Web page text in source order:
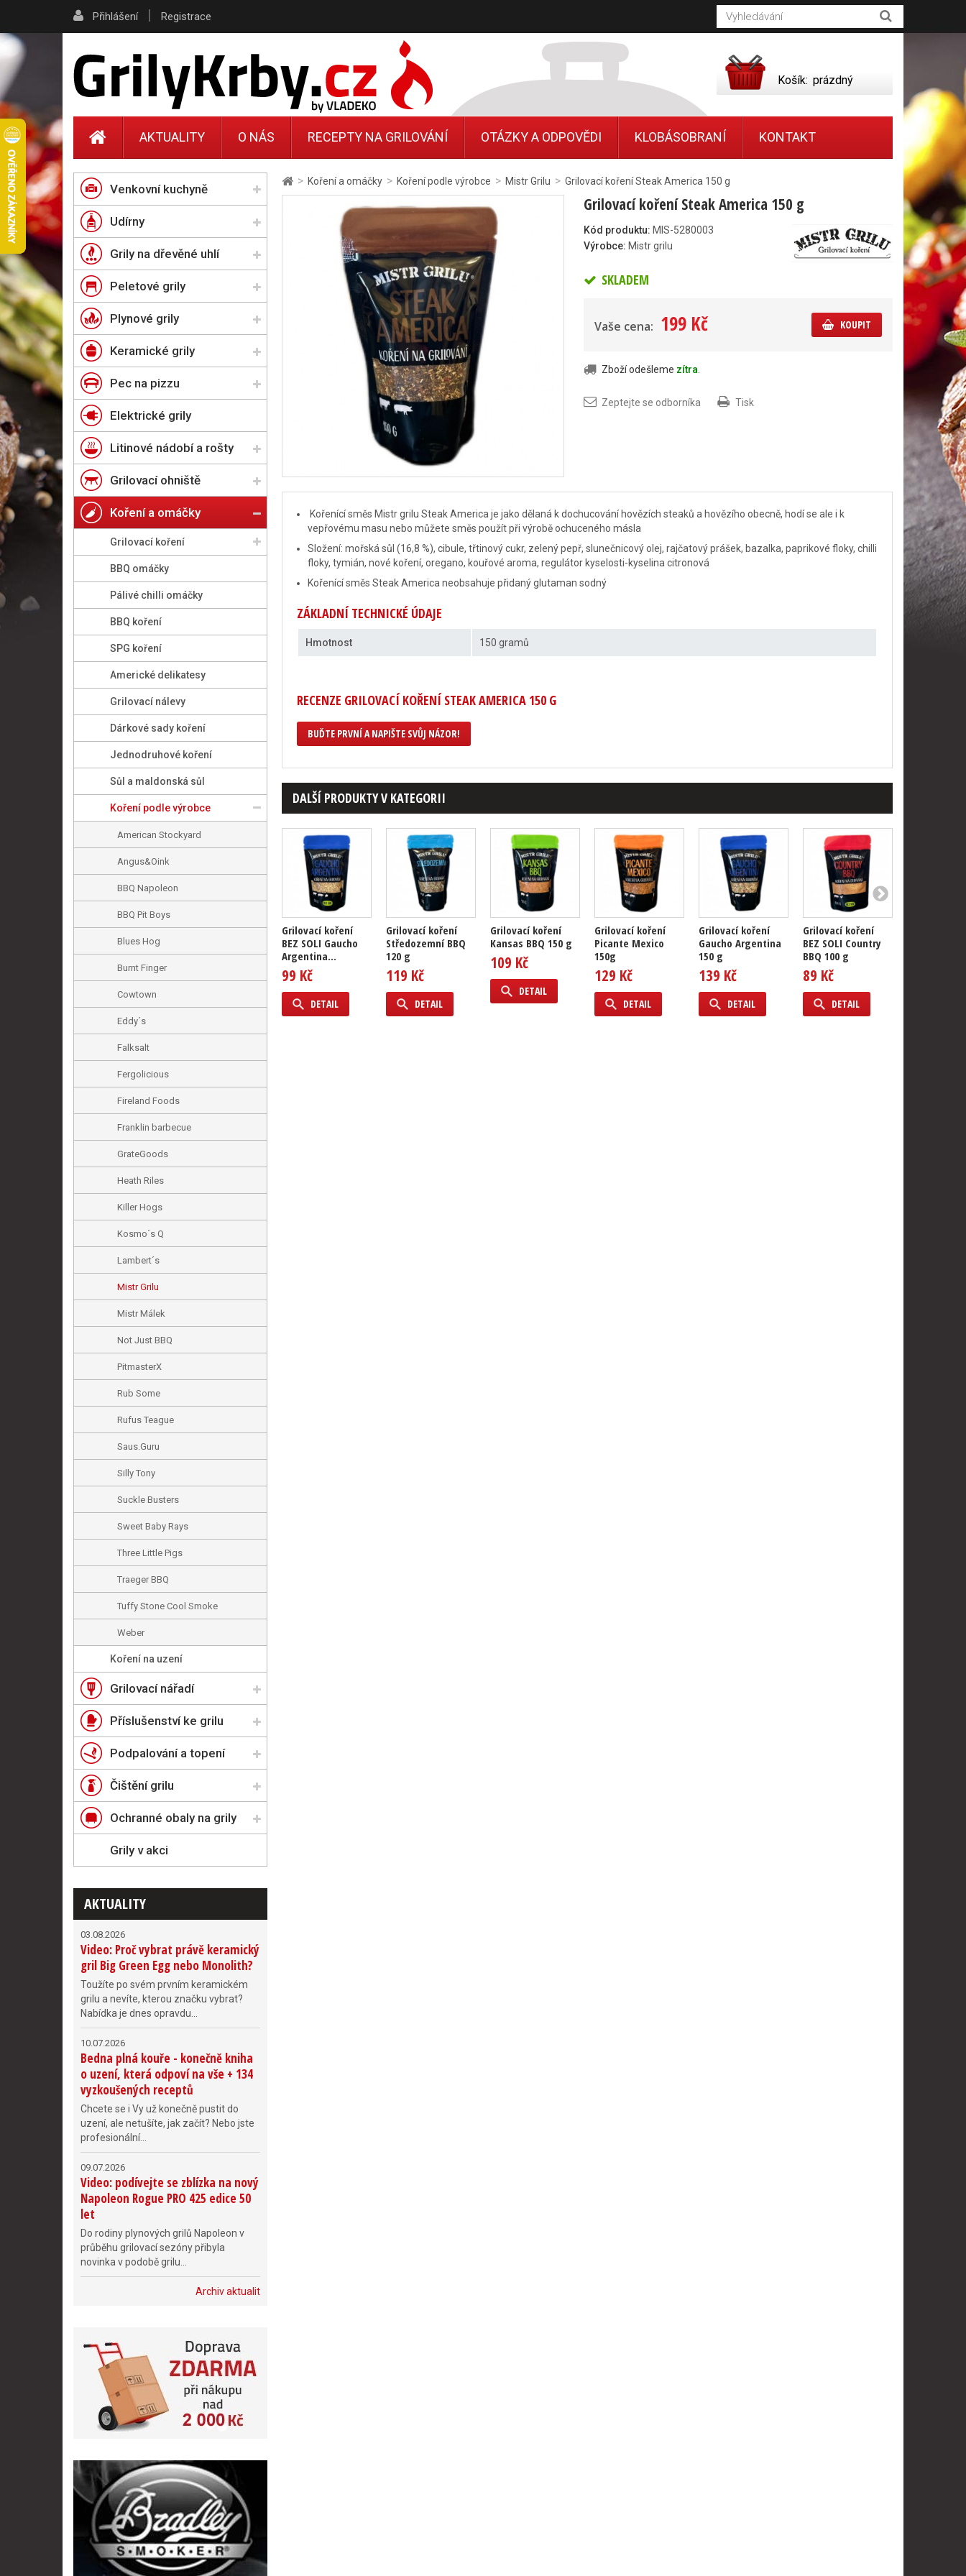
> Koření a omáčky > Koření podle výrobce > Mistr Grilu > Grilovací koření Steak America 150 g
Grilovací koření Steak America 150 g
Kód produktu: MIS-5280003
Výrobce: Mistr grilu
SKLADEM
Vaše cena: 199 Kč KOUPIT
Zboží odešleme zítra
Zeptejte se odborníka Tisk
Kořenící směs Mistr grilu Steak America je jako dělaná k dochucování hovězích steaků a hovězího obecně, hodí se ale i k
vepřovému masu nebo můžete směs použít při výrobě ochuceného másla
Složení: mořská sůl (16,8 %), cibule, třtinový cukr, zelený pepř, slunečnicový olej, rajčatový prášek, bazalka, paprikové floky, chilli
floky, tymián, nové koření, oregano, kouřové aroma, regulátor kyselosti-kyselina citronová
Kořenící směs Steak America neobsahuje přidaný glutaman sodný
ZÁKLADNÍ TECHNICKÉ ÚDAJE
Hmotnost 150 gramů
RECENZE GRILOVACÍ KOŘENÍ STEAK AMERICA 150 G
BUĎTE PRVNÍ A NAPIŠTE SVŮJ NÁZOR!
DALŠÍ PRODUKTY V KATEGORII
Grilovací koření
BEZ SOLI Gaucho
Argentina...
99 Kč
DETAIL
Grilovací koření
Středozemní BBQ
120 g
119 Kč
DETAIL
Grilovací koření
Kansas BBQ 150 g
109 Kč
DETAIL
Grilovací koření
Picante Mexico
150g
129 Kč
DETAIL
Grilovací koření
Gaucho Argentina
150 g
139 Kč
DETAIL
Grilovací koření
BEZ SOLI Country
BBQ 100 g
89 Kč
DETAIL
Venkovní kuchyně
Udírny
Grily na dřevěné uhlí
Peletové grily
Plynové grily
Keramické grily
Pec na pizzu
Elektrické grily
Litinové nádobí a rošty
Grilovací ohniště
Koření a omáčky
Grilovací koření
BBQ omáčky
Pálivé chilli omáčky
BBQ koření
SPG koření
Americké delikatesy
Grilovací nálevy
Dárkové sady koření
Jednodruhové koření
Sůl a maldonská sůl
Koření podle výrobce
American Stockyard
Angus&Oink
BBQ Napoleon
BBQ Pit Boys
Blues Hog
Burnt Finger
Cowtown
Eddy´s
Falksalt
Fergolicious
Fireland Foods
Franklin barbecue
GrateGoods
Heath Riles
Killer Hogs
Kosmo´s Q
Lambert´s
Mistr Grilu
Mistr Málek
Not Just BBQ
PitmasterX
Rub Some
Rufus Teague
Saus.Guru
Silly Tony
Suckle Busters
Sweet Baby Rays
Three Little Pigs
Traeger BBQ
Tuffy Stone Cool Smoke
Weber
Koření na uzení
Grilovací nářadí
Příslušenství ke grilu
Podpalování a topení
Čištění grilu
Ochranné obaly na grily
Grily v akci
AKTUALITY
03.08.2026
Video: Proč vybrat právě keramický
gril Big Green Egg nebo Monolith?
Toužíte po svém prvním keramickém
grilu a nevíte, kterou značku vybrat?
Nabídka je dnes opravdu...
10.07.2026
Bedna plná kouře - konečně kniha
o uzení, která odpoví na vše + 134
vyzkoušených receptů
Chcete se i Vy už konečně pustit do
uzení, ale netušíte, jak začít? Nebo jste
profesionální...
09.07.2026
Video: podívejte se zblízka na nový
Napoleon Rogue PRO 425 edice 50
let
Do rodiny plynových grilů Napoleon v
průběhu grilovací sezóny přibyla
novinka v podobě grilu...
Archiv aktualit
Přihlášení | Registrace
Košík: prázdný
AKTUALITY O NÁS RECEPTY NA GRILOVÁNÍ OTÁZKY A ODPOVĚDI KLOBÁSOBRANÍ KONTAKT